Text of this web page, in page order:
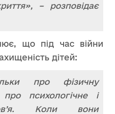
– розповідає
що під час війни
дітей:
про фізичну
психологічне і
Коли вони